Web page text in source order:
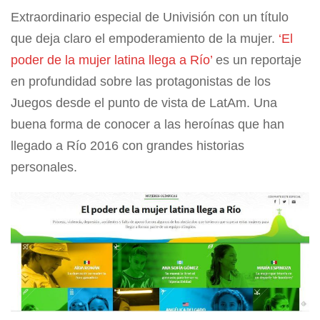
Extraordinario especial de Univisión con un título
que deja claro el empoderamiento de la mujer. ‘El
poder de la mujer latina llega a Río’ es un reportaje
en profundidad sobre las protagonistas de los
Juegos desde el punto de vista de LatAm. Una
buena forma de conocer a las heroínas que han
llegado a Río 2016 con grandes historias
personales.